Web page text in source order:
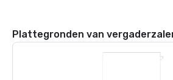
Plattegronden van